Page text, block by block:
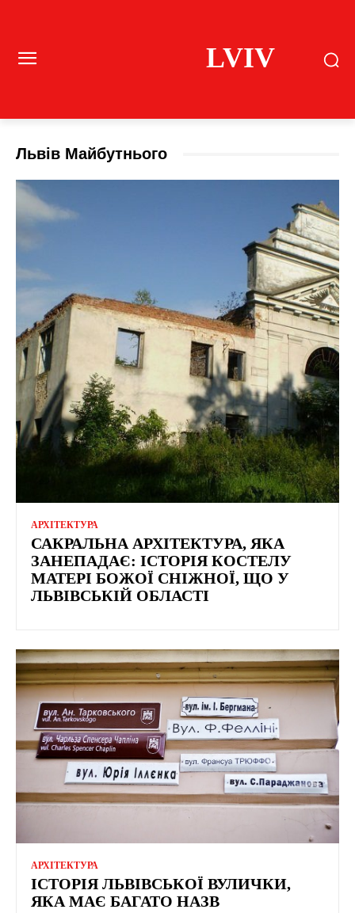
LVIV
Львів Майбутнього
АРХІТЕКТУРА
САКРАЛЬНА АРХІТЕКТУРА, ЯКА
ЗАНЕПАДАЄ: ІСТОРІЯ КОСТЕЛУ
МАТЕРІ БОЖОЇ СНІЖНОЇ, ЩО У
ЛЬВІВСЬКІЙ ОБЛАСТІ
АРХІТЕКТУРА
ІСТОРІЯ ЛЬВІВСЬКОЇ ВУЛИЧКИ,
ЯКА МАЄ БАГАТО НАЗВ